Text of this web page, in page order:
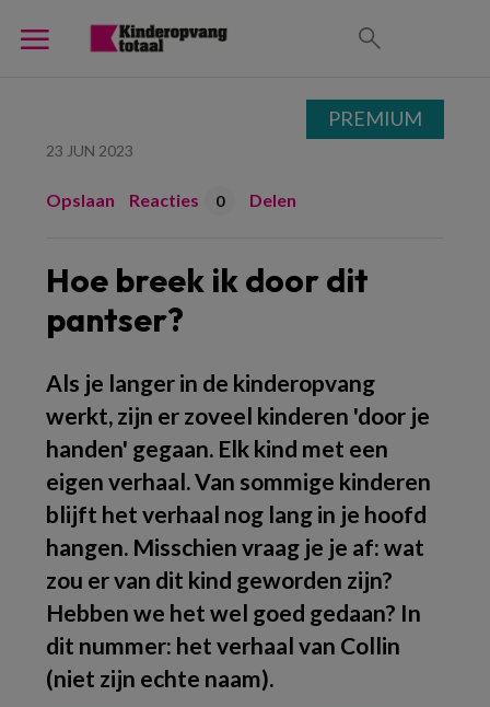
23 JUN 2023
Opslaan Reacties 0 Delen
Hoe breek ik door dit
pantser?
Als je langer in de kinderopvang
werkt, zijn er zoveel kinderen 'door je
handen' gegaan. Elk kind met een
eigen verhaal. Van sommige kinderen
blijft het verhaal nog lang in je hoofd
hangen. Misschien vraag je je af: wat
zou er van dit kind geworden zijn?
Hebben we het wel goed gedaan? In
dit nummer: het verhaal van Collin
(niet zijn echte naam).
PREMIUM